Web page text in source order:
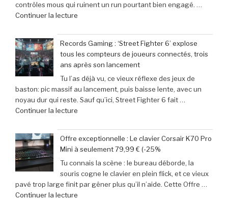
cibles
sur
les
films
parodiés
de
Get
Out
contrôles mous qui ruinent un run pourtant bien engagé. …
Continuer la lecture
aventuriers
du
jeu
mobile
adoptent
la
Retroid
:
succès
phénoménal
grâce
à
une
Records Gaming : ‘Street Fighter 6’ explose
tous les compteurs de joueurs connectés, trois
ans après son lancement
Tu l’as déjà vu, ce vieux réflexe des jeux de
baston: pic massif au lancement, puis baisse lente, avec un
noyau dur qui reste. Sauf qu’ici, Street Fighter 6 fait …
Continuer la lecture
Gaming
:
‘Street
Fighter
6’
explose
Offre exceptionnelle : Le clavier Corsair K70 Pro
Mini à seulement 79,99 € (-25%
Tu connais la scène : le bureau déborde, la
souris cogne le clavier en plein flick, et ce vieux
pavé trop large finit par gêner plus qu’il n’aide. Cette Offre …
Continuer la lecture